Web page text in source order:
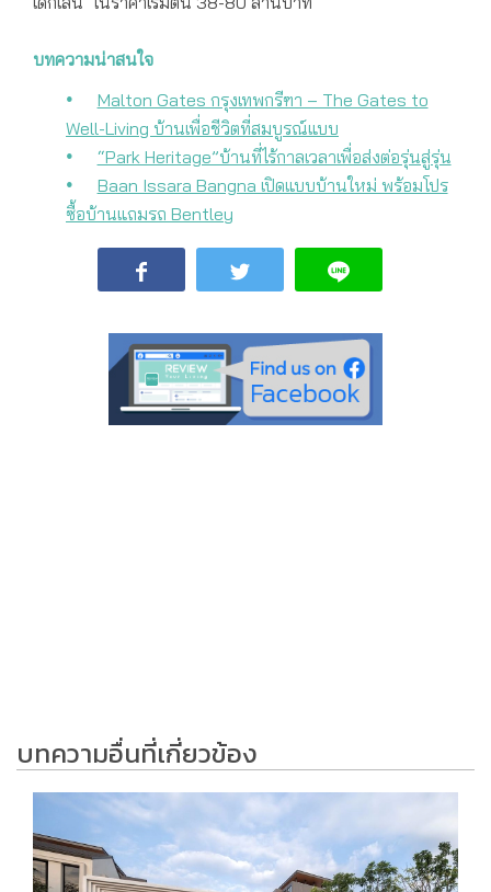
บทความน่าสนใจ
Malton Gates กรุงเทพกรีฑา – The Gates to
Well-Living บ้านเพื่อชีวิตที่สมบูรณ์แบบ
“Park Heritage”บ้านที่ไร้กาลเวลาเพื่อส่งต่อรุ่นสู่รุ่น
Baan Issara Bangna เปิดแบบบ้านใหม่ พร้อมโปร
ซื้อบ้านแถมรถ Bentley
บทความอื่นที่เกี่ยวข้อง